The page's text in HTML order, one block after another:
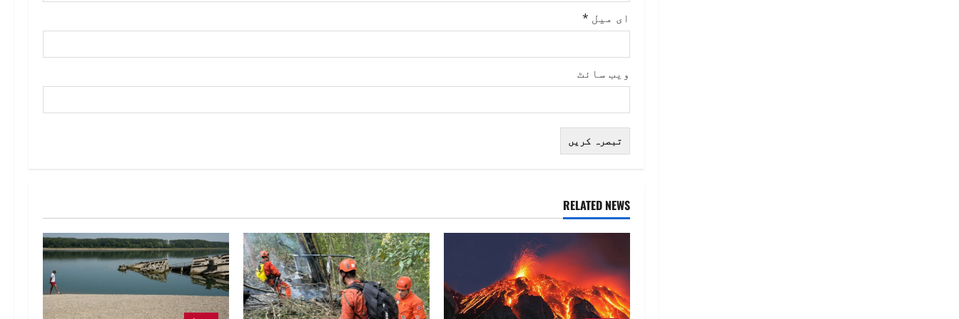
ای میل *
ویب‌ سائٹ
RELATED NEWS